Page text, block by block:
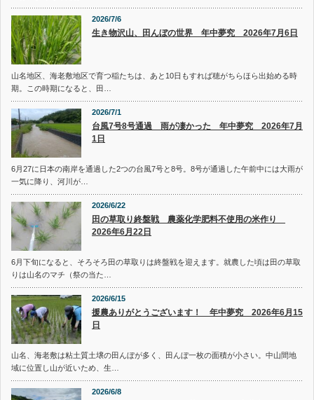
2026/7/6
生き物沢山、田んぼの世界 年中夢究 2026年7月6日
山名地区、海老敷地区で育つ稲たちは、あと10日もすれば穂がちらほら出始める時
期。この時期になると、田…
2026/7/1
台風7号8号通過 雨が凄かった 年中夢究 2026年7月
1日
6月27に日本の南岸を通過した2つの台風7号と8号。8号が通過した午前中には大雨が
一気に降り、河川が…
2026/6/22
田の草取り終盤戦 農薬化学肥料不使用の米作り
2026年6月22日
6月下旬になると、そろそろ田の草取りは終盤戦を迎えます。就農した頃は田の草取
りは山名のマチ（祭の当た…
2026/6/15
援農ありがとうございます！ 年中夢究 2026年6月15
日
山名、海老敷は粘土質土壌の田んぼが多く、田んぼ一枚の面積が小さい。中山間地
域に位置し山が近いため、生…
2026/6/8